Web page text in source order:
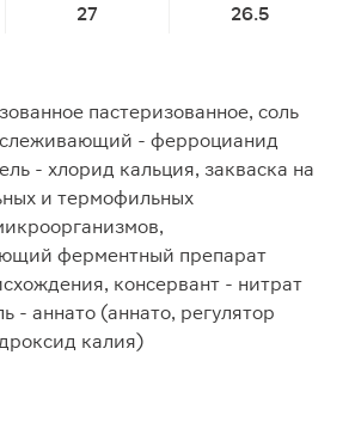
27 26.5
пастеризованное, соль
- ферроцианид
- хлорид кальция, закваска на
и термофильных
ферментный препарат
консервант - нитрат
- аннато (аннато, регулятор
калия)